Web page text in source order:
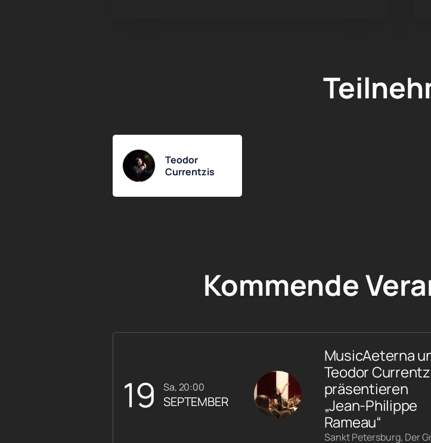
Teodor
Currentzis
Kommende
19 Sa, 20:00
SEPTEMBER
MusicAeterna
Teodor
präsentieren
„Jean-Philippe
Rameau“